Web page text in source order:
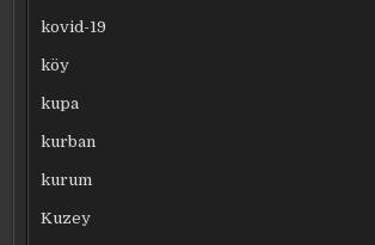
kovid-19
köy
kupa
kurban
kurum
Kuzey